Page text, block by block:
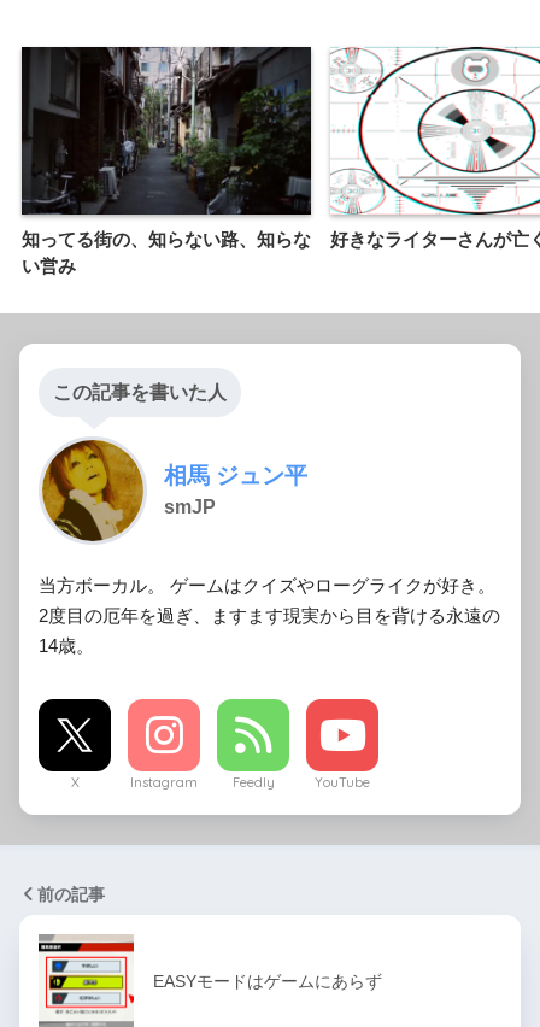
知ってる街の、知らない路、知らな
い営み
好きなライターさんが亡
この記事を書いた人
相馬 ジュン平
smJP
当方ボーカル。 ゲームはクイズやローグライクが好き。
2度目の厄年を過ぎ、ますます現実から目を背ける永遠の
14歳。
X Instagram Feedly YouTube
前の記事
EASYモードはゲームにあらず